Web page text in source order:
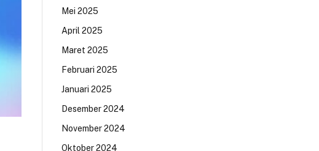
Mei 2025
April 2025
Maret 2025
Februari 2025
Januari 2025
Desember 2024
November 2024
Oktober 2024